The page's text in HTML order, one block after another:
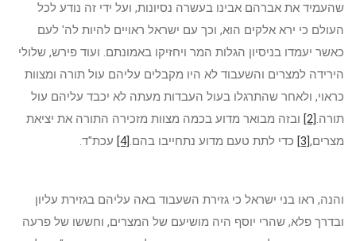
שהעמיד את אברהם אבינו בעשרה נסיונות, ועל ידי זה נודע לכל
העולם כי ירא אלקים הוא, וכך עם ישראל ראויים להיות לה' לעם
כאשר יעמדו בניסיון הגלות המר ויחזיקו באמונתם. ועוד פירש, שלולי
הירידה למצרים והשעבוד לא היו מקבלים עליהם עול תורה ומצוות
כראוי, ולאחר שהתרגלו בעול העבדות מעתה לא יכבד עליהם עול
תורה.[2] ובזה מבואר מדוע בכמה מצוות מזכירה התורה את יציאת
מצרים,[3] כדי לתת טעם מדוע נתחייבו בהם.[4] עכת"ד.
והנה, ראו בני ישראל כי גזירת השעבוד באה עליהם בגזירת עליון
ובדרך פלא, שהרי יוסף היה מושיעם של המצרים, וחששו של פרעה